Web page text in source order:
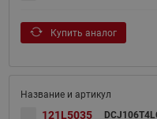
Купить аналог
121L5035